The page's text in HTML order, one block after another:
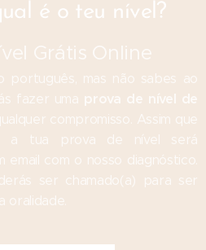
é o teu nível?
Grátis Online
português, mas não sabes ao
fazer uma prova de nível de
compromisso. Assim que
a tua prova de nível será
com o nosso diagnóstico.
ser chamado(a) para ser
oralidade.